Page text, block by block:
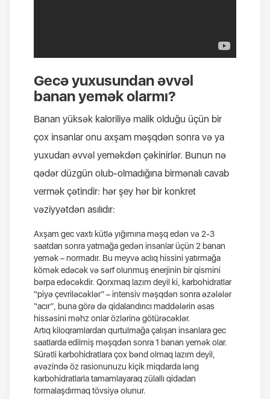
Gecə yuxusundan əvvəl
banan yemək olarmı?
Banan yüksək kaloriliyə malik olduğu üçün bir
çox insanlar onu axşam məşqdən sonra və ya
yuxudan əvvəl yeməkdən çəkinirlər. Bunun nə
qədər düzgün olub-olmadığına birmənalı cavab
vermək çətindir: hər şey hər bir konkret
vəziyyətdən asılıdır:
Axşam gec vaxtı kütlə yığımına məşq edən və 2-3
saatdan sonra yatmağa gedən insanlar üçün 2 banan
yemək – normadır. Bu meyvə aclıq hissini yatırmağa
kömək edəcək və sərf olunmuş enerjinin bir qismini
bərpa edəcəkdir. Qorxmaq lazım deyil ki, karbohidratlar
“piyə çevriləcəklər” – intensiv məşqdən sonra əzələlər
“acır”, buna görə də qidalandırıcı maddələrin əsas
hissəsini məhz onlar özlərinə götürəcəklər.
Artıq kiloqramlardan qurtulmağa çalışan insanlara gec
saatlarda edilmiş məşqdən sonra 1 banan yemək olar.
Sürətli karbohidratlara çox bənd olmaq lazım deyil,
əvəzində öz rasionunuzu kiçik miqdarda ləng
karbohidratlarla tamamlayaraq zülallı qidadan
formalaşdırmaq tövsiyə olunur.